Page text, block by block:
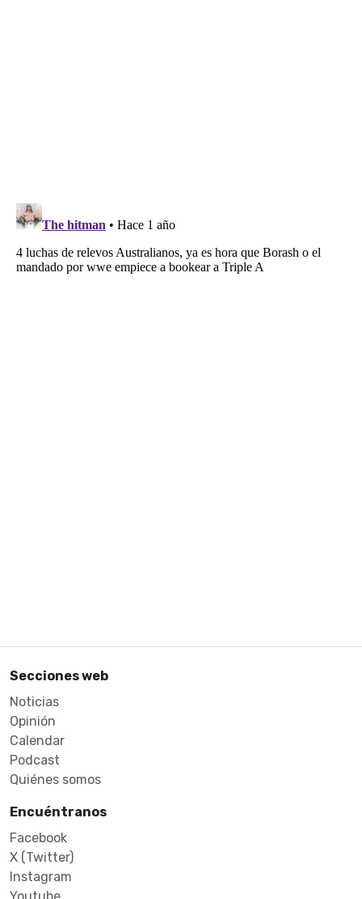
Secciones web
Noticias
Opinión
Calendar
Podcast
Quiénes somos
Encuéntranos
Facebook
X (Twitter)
Instagram